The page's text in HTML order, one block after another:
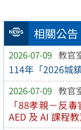
相關公告
2026-07-09 教官
114年「2026城
2026-07-09 教官
「88孝親－反
AED 及 AI 課程